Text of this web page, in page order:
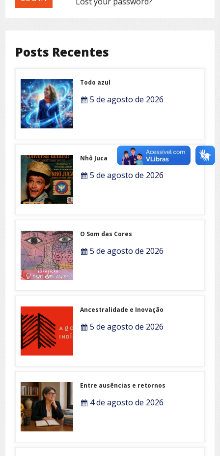
Posts Recentes
Todo azul
5 de agosto de 2026
Nhô Juca
5 de agosto de 2026
O Som das Cores
5 de agosto de 2026
Ancestralidade e Inovação
5 de agosto de 2026
Entre ausências e retornos
4 de agosto de 2026